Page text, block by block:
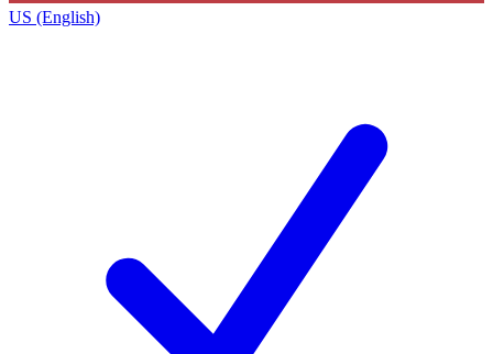
US (English)